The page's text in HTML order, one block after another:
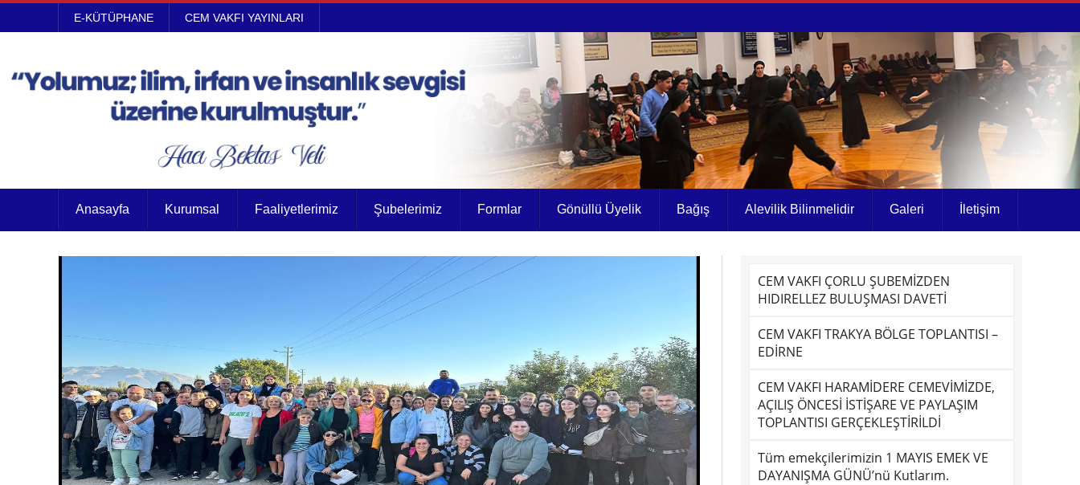
E-KÜTÜPHANE CEM VAKFI YAYINLARI
Anasayfa Kurumsal Faaliyetlerimiz Şubelerimiz Formlar Gönüllü Üyelik Bağış Alevilik Bilinmelidir Galeri İletişim
CEM VAKFI ÇORLU ŞUBEMİZDEN
HIDIRELLEZ BULUŞMASI DAVETİ
CEM VAKFI TRAKYA BÖLGE TOPLANTISI –
EDİRNE
CEM VAKFI HARAMİDERE CEMEVİMİZDE,
AÇILIŞ ÖNCESİ İSTİŞARE VE PAYLAŞIM
TOPLANTISI GERÇEKLEŞTİRİLDİ
Tüm emekçilerimizin 1 MAYIS EMEK VE
DAYANIŞMA GÜNÜ’nü Kutlarım.